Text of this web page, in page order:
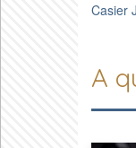
Casier
A